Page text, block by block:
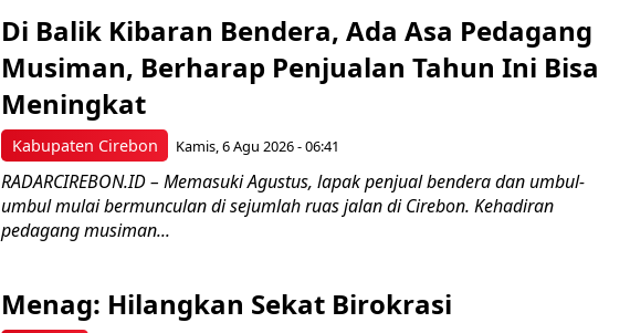
Kabupaten Cirebon
Di Balik Kibaran Bendera, Ada Asa Pedagang
Musiman, Berharap Penjualan Tahun Ini Bisa
Meningkat
Kamis, 6 Agu 2026 - 06:41
RADARCIREBON.ID – Memasuki Agustus, lapak penjual bendera dan umbul-
umbul mulai bermunculan di sejumlah ruas jalan di Cirebon. Kehadiran
pedagang musiman...
Menag: Hilangkan Sekat Birokrasi